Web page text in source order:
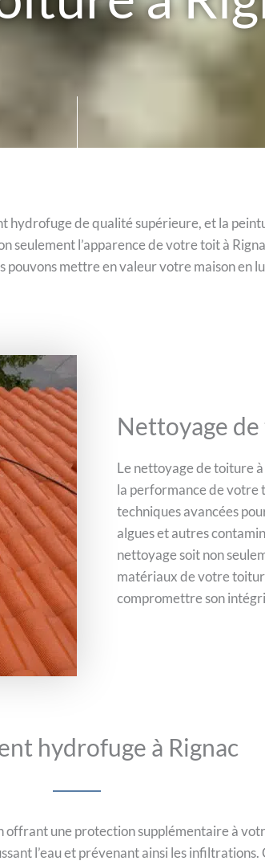
hydrofuge de qualité supérieure, et la
seulement l’apparence de votre toit à
mettre en valeur votre maison en
Nettoyage
Le nettoyage de toiture
la performance de votre
techniques avancées
algues et autres
nettoyage soit non
matériaux de votre
compromettre son
hydrofuge à Rignac
une protection supplémentaire à
l’eau et prévenant ainsi les